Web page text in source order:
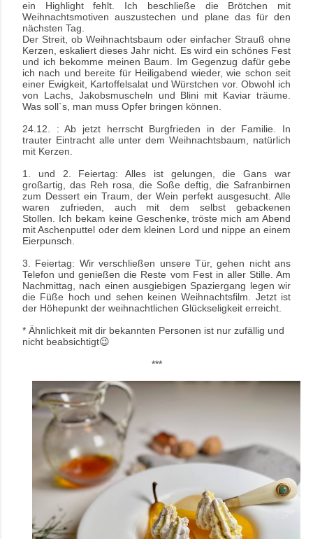
ein Highlight fehlt. Ich beschließe die Brötchen mit
Weihnachtsmotiven auszustechen und plane das für den
nächsten Tag.
Der Streit, ob Weihnachtsbaum oder einfacher Strauß ohne
Kerzen, eskaliert dieses Jahr nicht. Es wird ein schönes Fest
und ich bekomme meinen Baum. Im Gegenzug dafür gebe
ich nach und bereite für Heiligabend wieder, wie schon seit
einer Ewigkeit, Kartoffelsalat und Würstchen vor. Obwohl ich
von Lachs, Jakobsmuscheln und Blini mit Kaviar träume.
Was soll`s, man muss Opfer bringen können.
24.12. : Ab jetzt herrscht Burgfrieden in der Familie. In
trauter Eintracht alle unter dem Weihnachtsbaum, natürlich
mit Kerzen.
1. und 2. Feiertag: Alles ist gelungen, die Gans war
großartig, das Reh rosa, die Soße deftig, die Safranbirnen
zum Dessert ein Traum, der Wein perfekt ausgesucht. Alle
waren zufrieden, auch mit dem selbst gebackenen
Stollen. Ich bekam keine Geschenke, tröste mich am Abend
mit Aschenputtel oder dem kleinen Lord und nippe an einem
Eierpunsch.
3. Feiertag: Wir verschließen unsere Tür, gehen nicht ans
Telefon und genießen die Reste vom Fest in aller Stille. Am
Nachmittag, nach einen ausgiebigen Spaziergang legen wir
die Füße hoch und sehen keinen Weihnachtsfilm. Jetzt ist
der Höhepunkt der weihnachtlichen Glückseligkeit erreicht.
* Ähnlichkeit mit dir bekannten Personen ist nur zufällig und
nicht beabsichtigt😉
***